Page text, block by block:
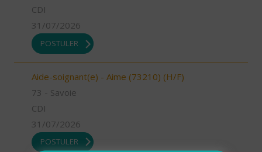
CDI
31/07/2026
POSTULER
Aide-soignant(e) - Aime (73210) (H/F)
73 - Savoie
CDI
31/07/2026
POSTULER